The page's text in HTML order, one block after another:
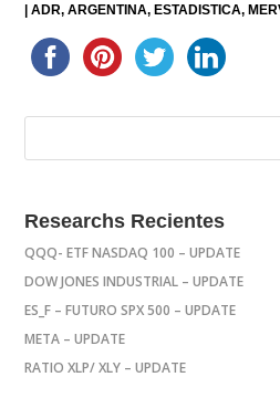
|ADR ARGENTINA ESTADISTICA
Researchs Recientes
QQQ- ETF NASDAQ 100 – UPDATE
DOW JONES INDUSTRIAL – UPDATE
ES_F – FUTURO SPX 500 – UPDATE
META – UPDATE
RATIO XLP/ XLY – UPDATE